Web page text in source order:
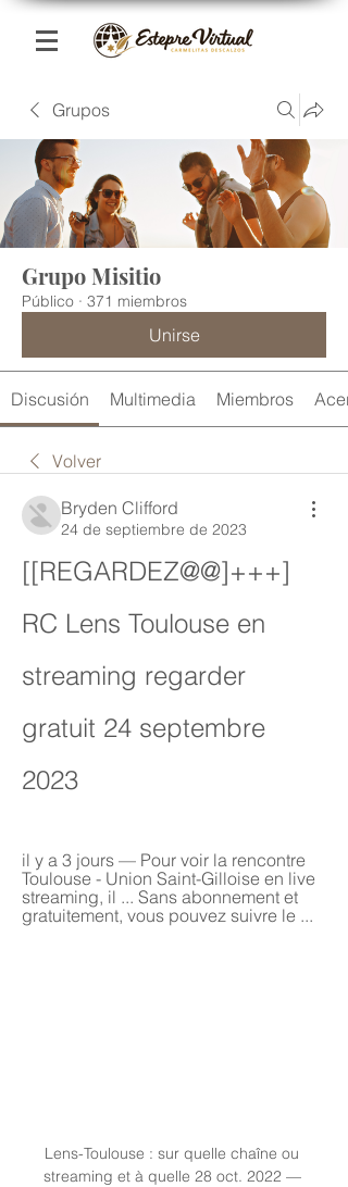
Grupos
Grupo Misitio
Público · 371 miembros
Unirse
Discusión Multimedia Miembros
Volver
Bryden Clifford
24 de septiembre de 2023
[[REGARDEZ@@]+++]
RC Lens Toulouse en
streaming regarder
gratuit 24 septembre
2023
il y a 3 jours — Pour voir la rencontre
Toulouse - Union Saint-Gilloise en live
streaming, il ... Sans abonnement et
gratuitement, vous pouvez suivre le ...
Lens-Toulouse : sur quelle chaîne ou
streaming et à quelle 28 oct. 2022 —